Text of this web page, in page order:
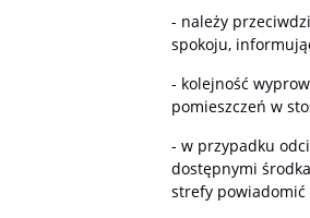
- należy
spokoju,
- kolejność
pomieszczeń w
- w przypadku
dostępnymi
strefy powiadomić